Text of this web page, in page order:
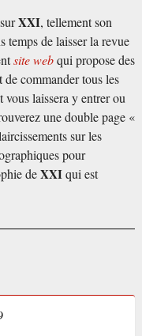
XXI, tellement son
temps de laisser la revue
site webqui propose des
de commander tous les
laissera y entrer ou
une double page «
sur les
pour
deXXIqui est